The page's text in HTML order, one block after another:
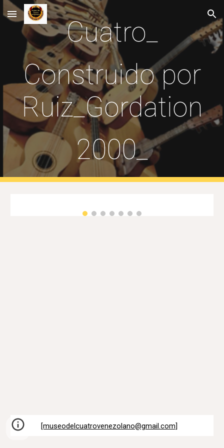
Skip to main content Skip to navigation
Cuatro_
Construido por
Ruiz_Gordation
2000_
[museodelcuatrovenezolano@gmail.com]